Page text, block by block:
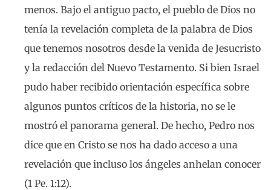
menos. Bajo el antiguo pacto, el pueblo de Dios no
tenía la revelación completa de la palabra de Dios
que tenemos nosotros desde la venida de Jesucristo
y la redacción del Nuevo Testamento. Si bien Israel
pudo haber recibido orientación específica sobre
algunos puntos críticos de la historia, no se le
mostró el panorama general. De hecho, Pedro nos
dice que en Cristo se nos ha dado acceso a una
revelación que incluso los ángeles anhelan conocer
(1 Pe. 1:12).